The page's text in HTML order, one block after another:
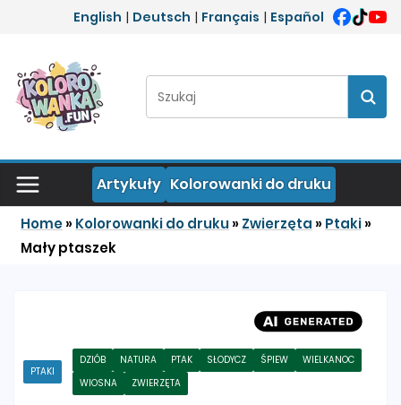
Przejdź do treści
English | Deutsch | Français | Español
Szukaj:
Artykuły Kolorowanki do druku
Home» Kolorowanki do druku» Zwierzęta » Ptaki»
Mały ptaszek
PTAKI
DZIÓB NATURA PTAK SŁODYCZ ŚPIEW
WIELKANOC
WIOSNA
ZWIERZĘTA